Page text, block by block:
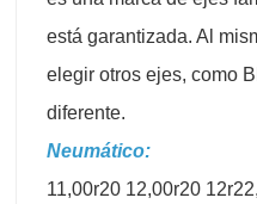
está garantizada. Al
elegir otros ejes, como
diferente.
Neumático:
11,00r20 12,00r20